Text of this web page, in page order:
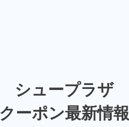
シュープラザ
クーポン最新情報